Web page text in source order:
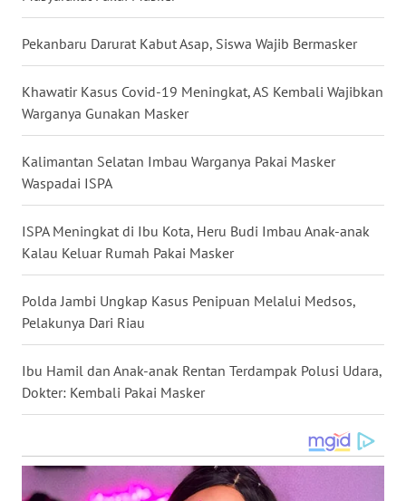
Pekanbaru Darurat Kabut Asap, Siswa Wajib Bermasker
Khawatir Kasus Covid-19 Meningkat, AS Kembali Wajibkan
Warganya Gunakan Masker
Kalimantan Selatan Imbau Warganya Pakai Masker
Waspadai ISPA
ISPA Meningkat di Ibu Kota, Heru Budi Imbau Anak-anak
Kalau Keluar Rumah Pakai Masker
Polda Jambi Ungkap Kasus Penipuan Melalui Medsos,
Pelakunya Dari Riau
Ibu Hamil dan Anak-anak Rentan Terdampak Polusi Udara,
Dokter: Kembali Pakai Masker
WN
NUSANTARA
WN
JOGJA
WN
WN
KALBAR
KALTENG
WN